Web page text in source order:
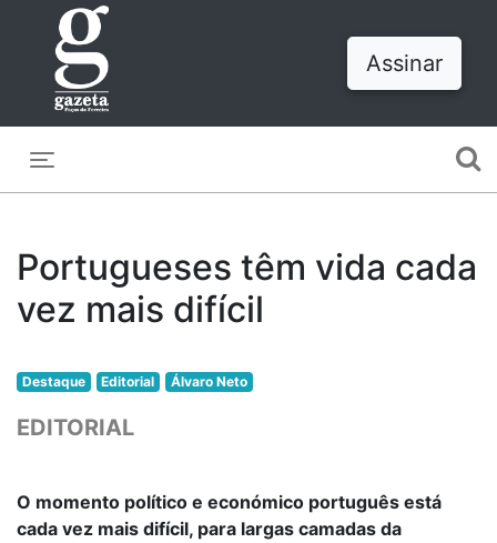
Assinar
Portugueses têm vida cada
vez mais difícil
Destaque Editorial Álvaro Neto
EDITORIAL
O momento político e económico português está
cada vez mais difícil, para largas camadas da